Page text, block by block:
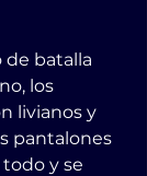
de batalla
los
livianos y
pantalones
y se